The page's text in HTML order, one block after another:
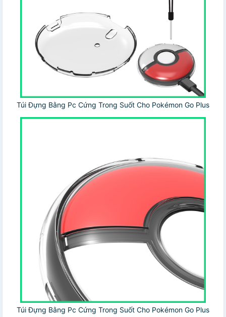
Túi Đựng Bằng Pc Cứng Trong Suốt Cho Pokémon Go Plus
Túi Đựng Bằng Pc Cứng Trong Suốt Cho Pokémon Go Plus